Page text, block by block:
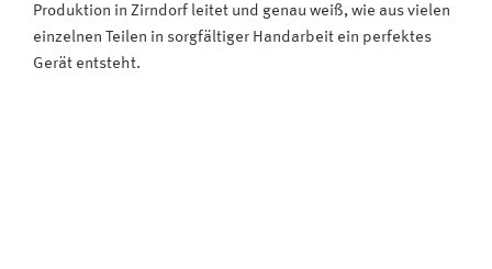
Produktion in Zirndorf leitet und genau weiß, wie aus vielen
einzelnen Teilen in sorgfältiger Handarbeit ein perfektes
Gerät entsteht.